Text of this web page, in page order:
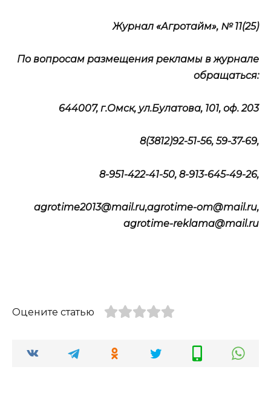
Журнал «Агротайм», № 11(25)
По вопросам размещения рекламы в журнале
обращаться:
644007, г.Омск, ул.Булатова, 101, оф. 203
8(3812)92-51-56, 59-37-69,
8-951-422-41-50, 8-913-645-49-26,
agrotime2013@mail.ru,agrotime-om@mail.ru,
agrotime-reklama@mail.ru
Оцените статью